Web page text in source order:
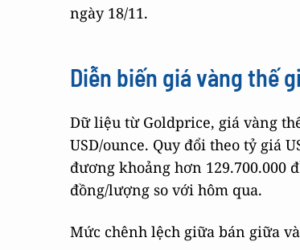
ngày 18/11.
Diễn biến giá vàng thế
Dữ liệu từ Goldprice, giá vàng
USD/ounce. Quy đổi theo tỷ giá
đương khoảng hơn 129.700.000
đồng/lượng so với hôm qua.
Mức chênh lệch giữa bán giữa